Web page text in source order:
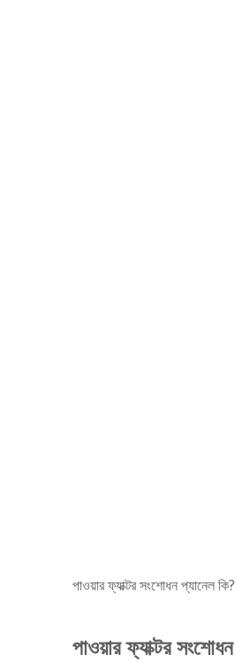
পাওয়ার ফ্যাক্টর সংশোধন প্যানেল
পাওয়ার ফ্যাক্টর